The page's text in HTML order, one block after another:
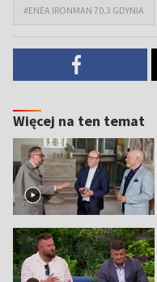
#ENEA IRONMAN 70.3 GDYNIA
Więcej na ten temat